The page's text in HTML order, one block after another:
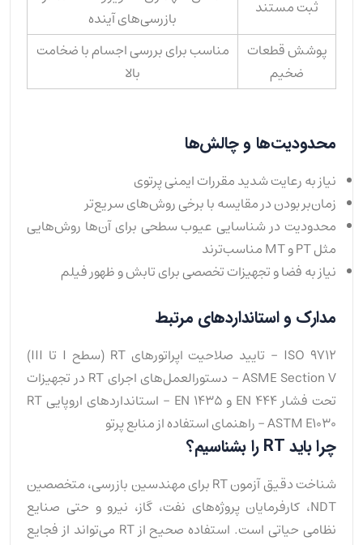
ثبت مستند
بازرسی‌های آینده
پوشش قطعات
ضخیم
مناسب برای بررسی اجسام با ضخامت
بالا
محدودیت‌ها و چالش‌ها
نیاز به رعایت شدید مقررات ایمنی پرتوی
زمان‌بر بودن در مقایسه با برخی روش‌های سریع‌تر
محدودیت در شناسایی عیوب سطحی برای آن‌ها روش‌هایی
مثل PT و MT مناسب‌ترند
نیاز به فضا و تجهیزات تخصصی برای تابش و ظهور فیلم
مدارک و استانداردهای مرتبط
ISO 9712 – تایید صلاحیت اپراتورهای RT (سطح I تا III)
ASME Section V – دستورالعمل‌های اجرای RT در تجهیزات
تحت فشار EN 444 و EN 1435 – استانداردهای اروپایی RT
ASTM E1030 – راهنمای استفاده از منابع پرتو
چرا باید RT را بشناسیم؟
شناخت دقیق آزمون RT برای مهندسین بازرسی، متخصصین
NDT، کارفرمایان پروژه‌های نفت، گاز، نیرو و حتی صنایع
نظامی حیاتی است. استفاده صحیح از RT می‌تواند از فجایع